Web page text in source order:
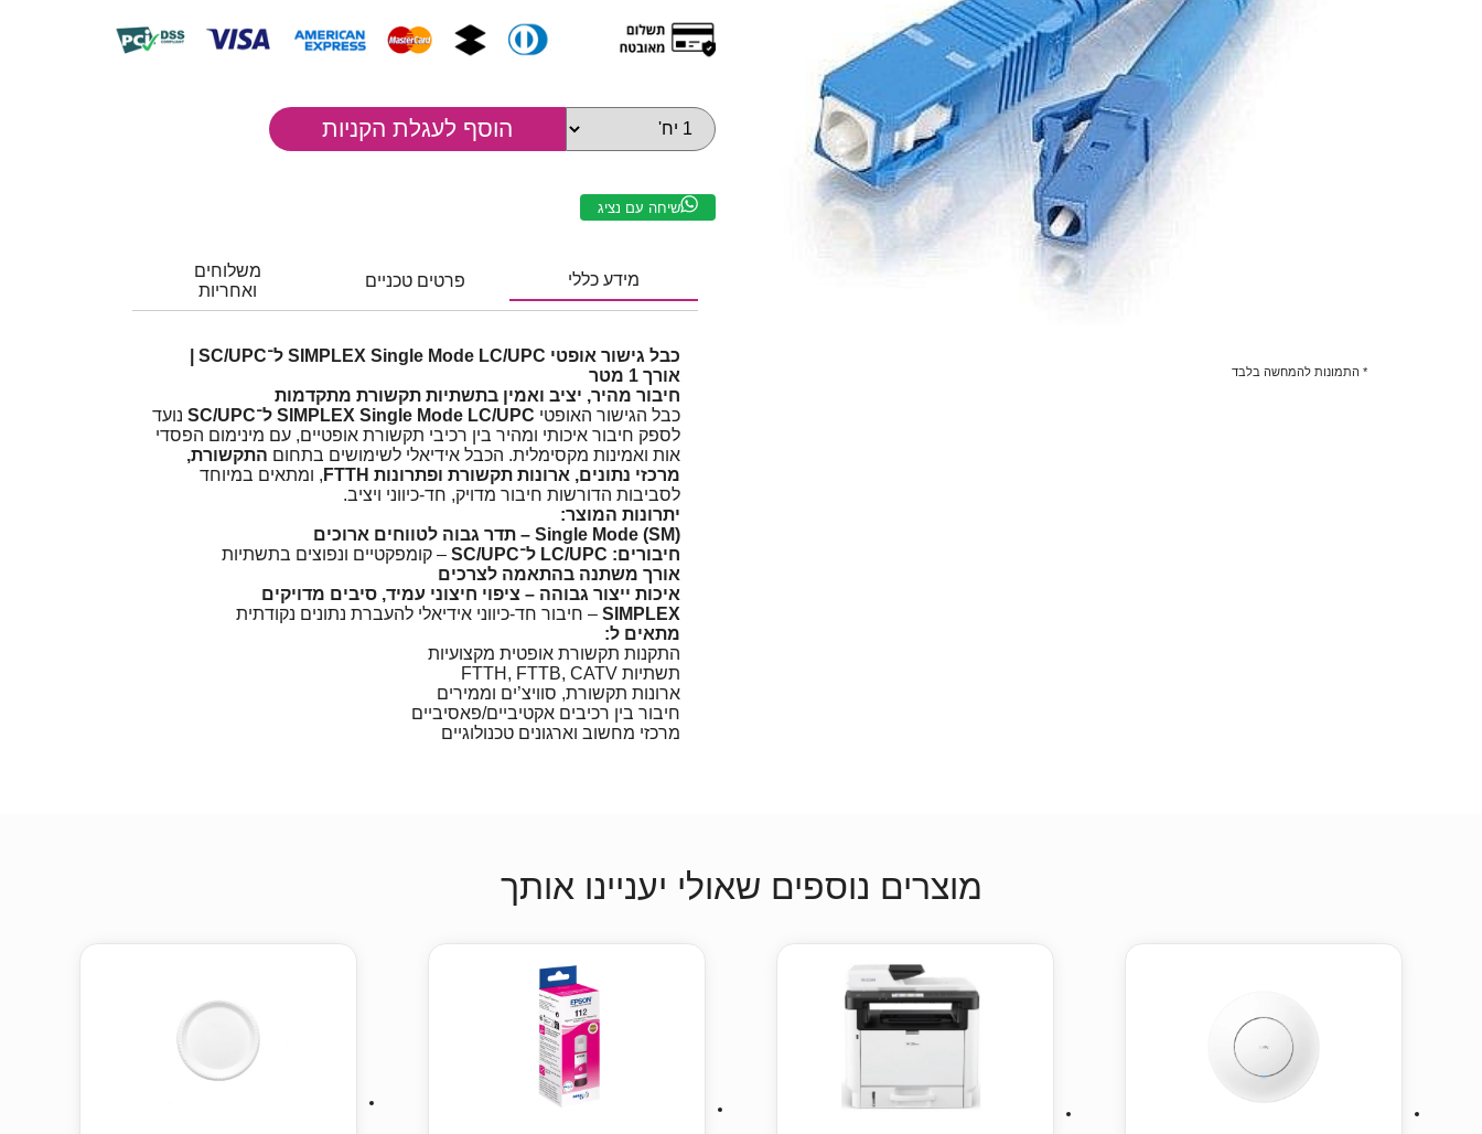
* התמונות להמחשה בלבד
שיחה עם נציג
מידע כללי פרטים טכניים
משלוחים
ואחריות
כבל גישור אופטי SIMPLEX Single Mode LC/UPC ל־SC/UPC |
אורך 1 מטר
חיבור מהיר, יציב ואמין בתשתיות תקשורת מתקדמות
כבל הגישור האופטי SIMPLEX Single Mode LC/UPC ל־SC/UPC
נועד
לספק חיבור איכותי ומהיר בין רכיבי תקשורת אופטיים, עם מינימום הפסדי
אות ואמינות מקסימלית. הכבל אידיאלי לשימושים בתחום התקשורת,
מרכזי נתונים, ארונות תקשורת ופתרונות FTTH
, ומתאים במיוחד
לסביבות הדורשות חיבור מדויק, חד-כיווני ויציב.
יתרונות המוצר:
Single Mode (SM) – תדר גבוה לטווחים ארוכים
חיבורים: LC/UPC ל־SC/UPC
– קומפקטיים ונפוצים בתשתיות
אורך משתנה בהתאמה לצרכים
איכות ייצור גבוהה – ציפוי חיצוני עמיד, סיבים מדויקים
SIMPLEX– חיבור חד-כיווני אידיאלי להעברת נתונים נקודתית
מתאים ל:
התקנות תקשורת אופטית מקצועיות
תשתיות FTTH, FTTB, CATV
ארונות תקשורת, סוויצ’ים וממירים
חיבור בין רכיבים אקטיביים/פאסיביים
מרכזי מחשוב וארגונים טכנולוגיים
מוצרים נוספים שאולי יעניינו אותך